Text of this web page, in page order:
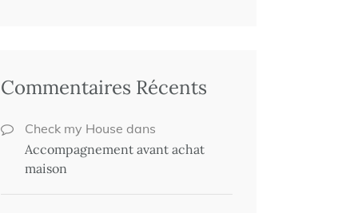
Commentaires Récents
Check my House dans
Accompagnement avant achat
maison